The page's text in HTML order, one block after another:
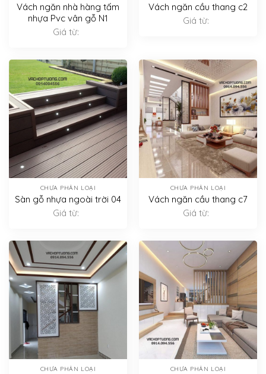
Vách ngăn nhà hàng tấm
nhựa Pvc vân gỗ N1
Giá từ:
Vách ngăn cầu thang c2
Giá từ:
CHƯA PHÂN LOẠI
Sàn gỗ nhựa ngoài trời 04
Giá từ:
CHƯA PHÂN LOẠI
Vách ngăn cầu thang c7
Giá từ:
CHƯA PHÂN LOẠI CHƯA PHÂN LOẠI